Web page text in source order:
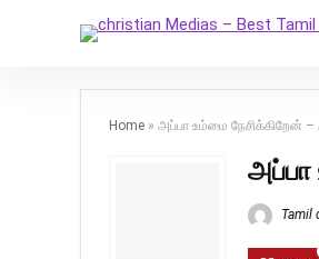
Home » அப்பா உம்மை நேசிக்கிறேன் –
அப்பா
Tamil